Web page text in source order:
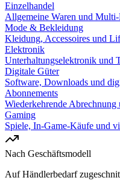
Einzelhandel
Allgemeine Waren und
Mode & Bekleidung
Kleidung, Accessoires und
Elektronik
Unterhaltungselektronik und
Digitale Güter
Software, Downloads und
Abonnements
Wiederkehrende
Gaming
Spiele, In-Game-Käufe und
Nach Geschäftsmodell
Auf Händlerbedarf